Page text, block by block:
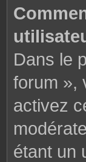
Dans le
forum »,
activez
étant un